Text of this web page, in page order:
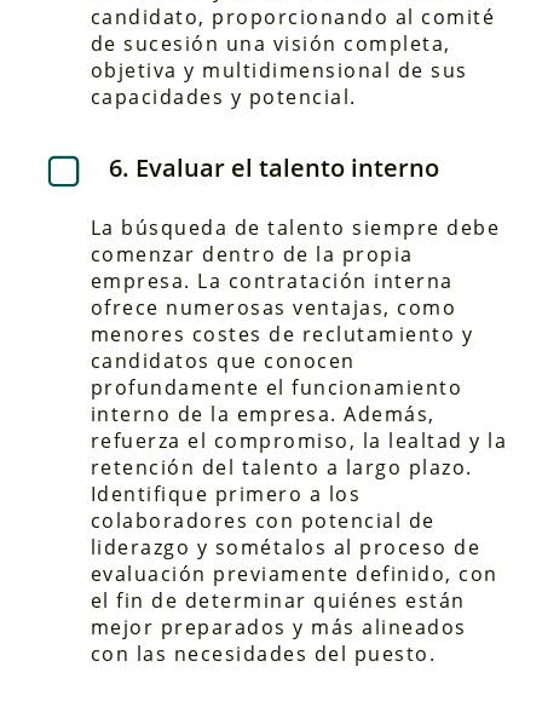
candidato, proporcionando al comité
de sucesión una visión completa,
objetiva y multidimensional de sus
capacidades y potencial.
6. Evaluar el talento interno
La búsqueda de talento siempre debe
comenzar dentro de la propia
empresa. La contratación interna
ofrece numerosas ventajas, como
menores costes de reclutamiento y
candidatos que conocen
profundamente el funcionamiento
interno de la empresa. Además,
refuerza el compromiso, la lealtad y la
retención del talento a largo plazo.
Identifique primero a los
colaboradores con potencial de
liderazgo y sométalos al proceso de
evaluación previamente definido, con
el fin de determinar quiénes están
mejor preparados y más alineados
con las necesidades del puesto.